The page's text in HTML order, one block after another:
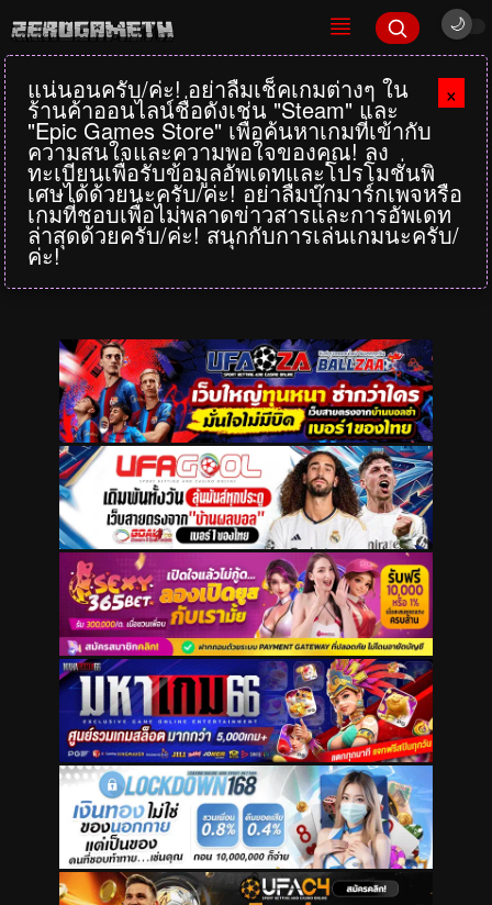
×
แน่นอนครับ/ค่ะ! อย่าลืมเช็คเกมต่างๆ ใน
ร้านค้าออนไลน์ชื่อดังเช่น "Steam" และ
"Epic Games Store" เพื่อค้นหาเกมที่เข้ากับ
ความสนใจและความพอใจของคุณ! ลง
ทะเบียนเพื่อรับข้อมูลอัพเดทและโปรโมชั่นพิ
เศษได้ด้วยนะครับ/ค่ะ! อย่าลืมบุ๊กมาร์กเพจหรือ
เกมที่ชอบเพื่อไม่พลาดข่าวสารและการอัพเดท
ล่าสุดด้วยครับ/ค่ะ! สนุกกับการเล่นเกมนะครับ/
ค่ะ!